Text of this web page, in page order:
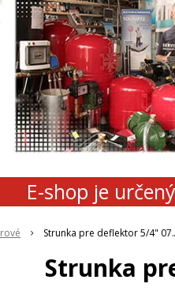
E-shop je
Strunka pre deflektor 5/4"
Strunka